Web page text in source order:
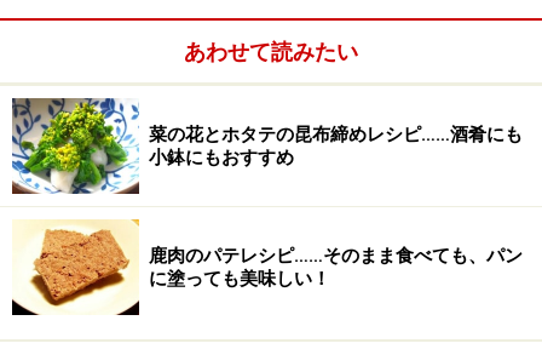
あわせて読みたい
菜の花とホタテの昆布締めレシピ……酒肴にも
小鉢にもおすすめ
鹿肉のパテレシピ……そのまま食べても、パン
に塗っても美味しい！